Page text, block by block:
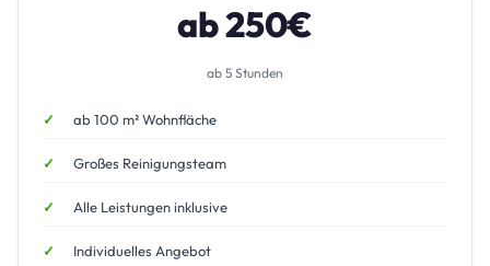
ab 250€
ab 5 Stunden
ab 100 m² Wohnfläche
Großes Reinigungsteam
Alle Leistungen inklusive
Individuelles Angebot